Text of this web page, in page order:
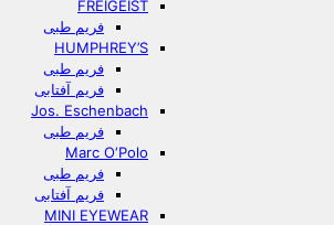
FREIGEIST
فریم طبی
HUMPHREY’S
فریم طبی
فریم آفتابی
Jos. Eschenbach
فریم طبی
Marc O‘Polo
فریم طبی
فریم آفتابی
MINI EYEWEAR